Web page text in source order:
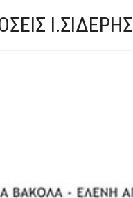
Ι.ΣΙΔΕΡΗΣ